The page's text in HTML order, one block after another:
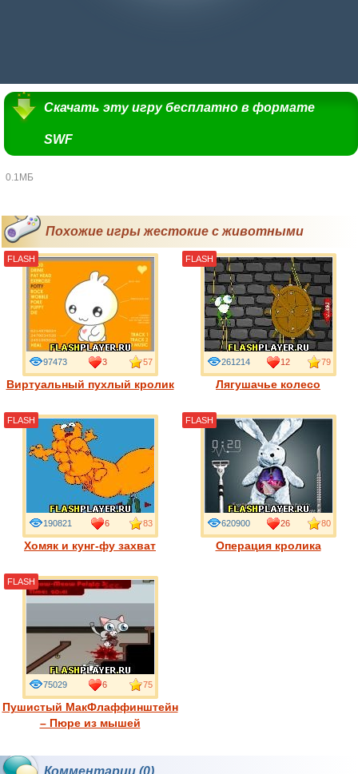
Скачать эту игру бесплатно в формате
SWF
0.1МБ
Похожие игры жестокие с животными
Виртуальный пухлый кролик
97473 3 57
FLASH
Лягушачье колесо
261214 12 79
FLASH
Хомяк и кунг-фу захват
190821 6 83
FLASH
Операция кролика
620900 26 80
FLASH
Пушистый МакФлаффинштейн
– Пюре из мышей
75029 6 75
FLASH
Комментарии (0)